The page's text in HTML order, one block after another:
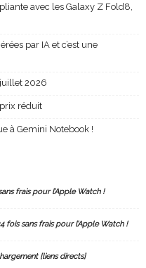
avec les Galaxy Z Fold8,
par IA et c’est une
2026
réduit
à Gemini Notebook !
frais pour l’Apple Watch !
fois sans frais pour l’Apple Watch !
[liens directs]